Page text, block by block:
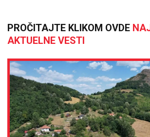
PROČITAJTE KLIKOM OVDE
AKTUELNE VESTI